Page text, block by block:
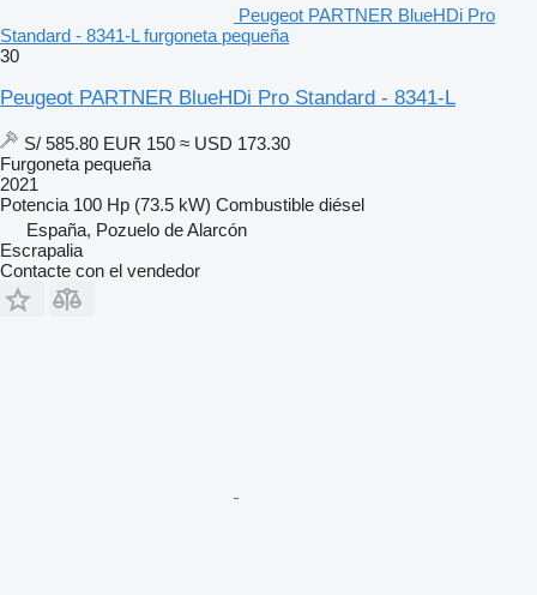
Peugeot PARTNER BlueHDi Pro
Standard - 8341-L furgoneta pequeña
30
Peugeot PARTNER BlueHDi Pro Standard - 8341-L
S/ 585.80 EUR 150 ≈ USD 173.30
Furgoneta pequeña
2021
Potencia 100 Hp (73.5 kW) Combustible diésel
España, Pozuelo de Alarcón
Escrapalia
Contacte con el vendedor